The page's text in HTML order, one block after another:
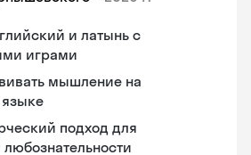
и латынь с
играми
мышление на
подход для